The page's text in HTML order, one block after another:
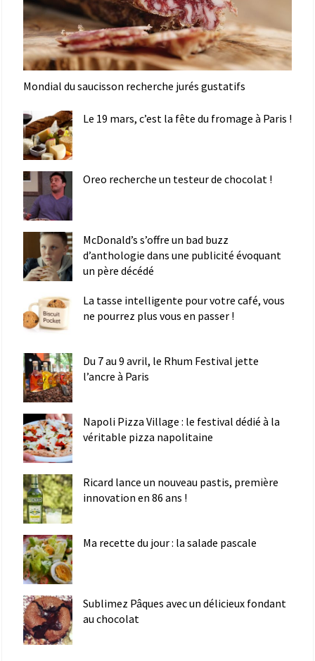
Mondial du saucisson recherche jurés gustatifs
Le 19 mars, c’est la fête du fromage à Paris !
Oreo recherche un testeur de chocolat !
McDonald’s s’offre un bad buzz
d’anthologie dans une publicité évoquant
un père décédé
La tasse intelligente pour votre café, vous
ne pourrez plus vous en passer !
Du 7 au 9 avril, le Rhum Festival jette
l’ancre à Paris
Napoli Pizza Village : le festival dédié à la
véritable pizza napolitaine
Ricard lance un nouveau pastis, première
innovation en 86 ans !
Ma recette du jour : la salade pascale
Sublimez Pâques avec un délicieux fondant
au chocolat